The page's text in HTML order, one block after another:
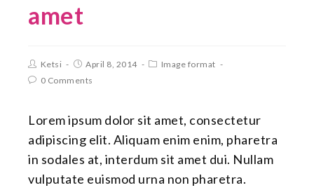
amet
Ketsi April 8, 2014
Image format
0 Comments
Lorem ipsum dolor sit amet, consectetur
adipiscing elit. Aliquam enim enim, pharetra
in sodales at, interdum sit amet dui. Nullam
vulputate euismod urna non pharetra.